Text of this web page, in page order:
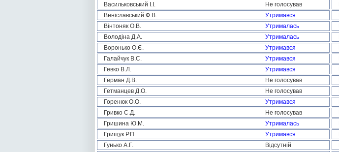
Васильковський І.І.
Не голосував
Веніславський Ф.В.
Утримався
Вінтоняк О.В.
Утрималась
Володіна Д.А.
Утрималась
Воронько О.Є.
Утримався
Галайчук В.С.
Утримався
Гевко В.Л.
Утримався
Герман Д.В.
Не голосував
Гетманцев Д.О.
Не голосував
Горенюк О.О.
Утримався
Гривко С.Д.
Не голосував
Гришина Ю.М.
Утрималась
Грищук Р.П.
Утримався
Гунько А.Г.
Відсутній